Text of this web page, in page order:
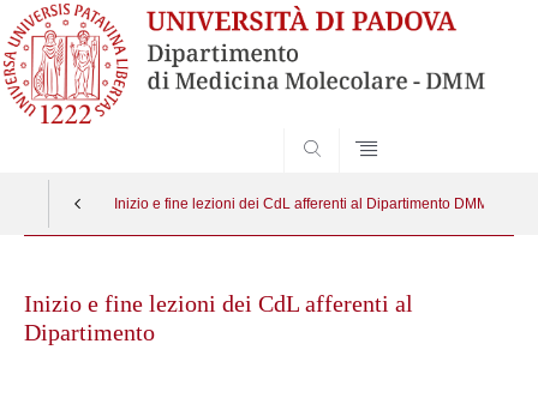
Inizio e fine lezioni dei CdL afferenti al Dipartimento DMM
contentInizio e fine lezioni dei CdL afferenti al
Dipartimento